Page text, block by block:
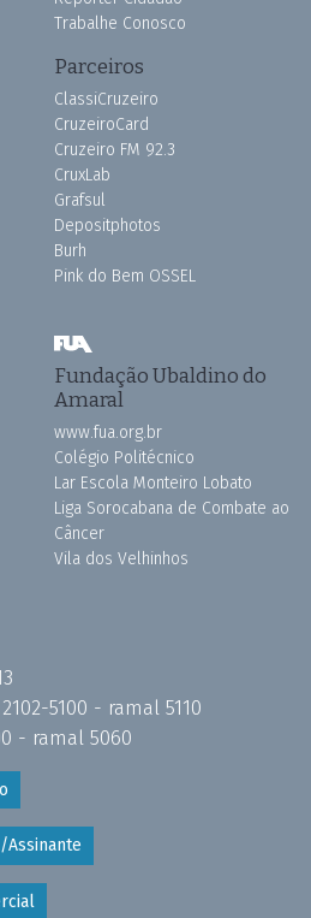
Trabalhe Conosco
Parceiros
ClassiCruzeiro
CruzeiroCard
Cruzeiro FM 92.3
CruxLab
Grafsul
Depositphotos
Burh
Pink do Bem OSSEL
Fundação Ubaldino do
Amaral
www.fua.org.br
Colégio Politécnico
Lar Escola Monteiro Lobato
Liga Sorocabana de Combate ao
Câncer
Vila dos Velhinhos
5100 - ramal 5110
- ramal 5060